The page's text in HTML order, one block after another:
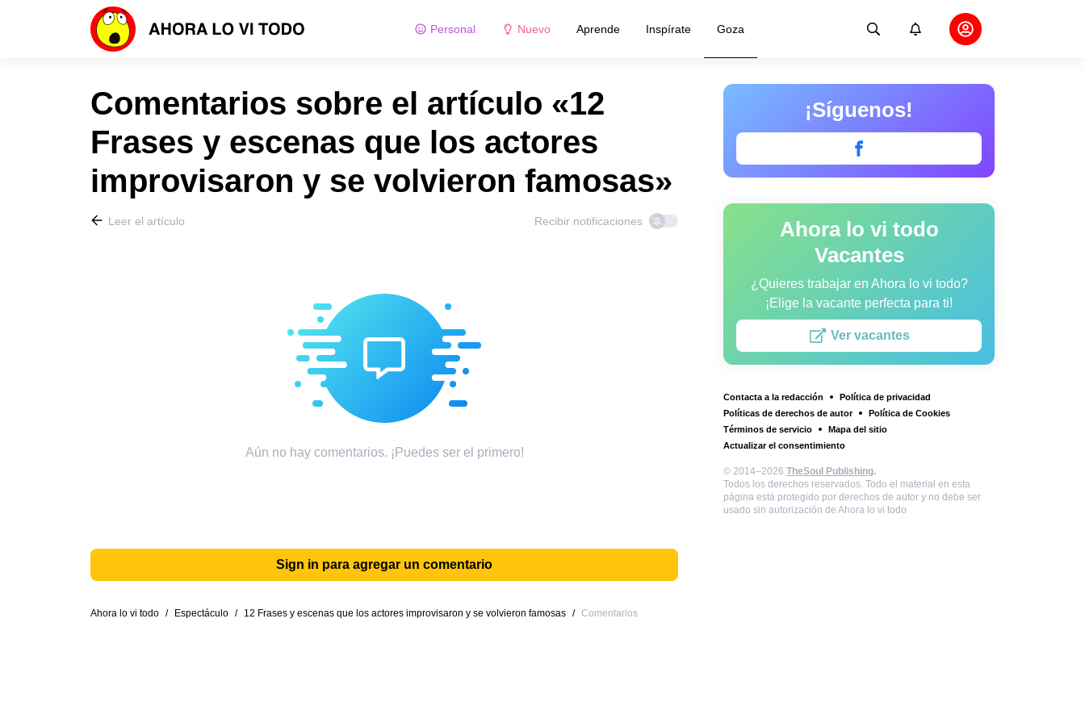
Personal Nuevo Aprende Inspírate Goza
¡Síguenos!
Ahora lo vi todo
Vacantes
¿Quieres trabajar en Ahora lo vi todo?
¡Elige la vacante perfecta para ti!
Ver vacantes
Contacta a la redacción
Política de privacidad
Políticas de derechos de autor
Política de Cookies
Términos de servicio
Mapa del sitio
Actualizar el consentimiento
© 2014–2026 TheSoul Publishing.
Todos los derechos reservados. Todo el material en esta
página está protegido por derechos de autor y no debe ser
usado sin autorización de Ahora lo vi todo
Comentarios sobre el artículo «12
Frases y escenas que los actores
improvisaron y se volvieron famosas»
Leer el artículo Recibir notificaciones
Aún no hay comentarios. ¡Puedes ser el primero!
Sign in para agregar un comentario
Ahora lo vi todo / Espectáculo / 12 Frases y escenas que los actores improvisaron y se volvieron famosas / Comentarios